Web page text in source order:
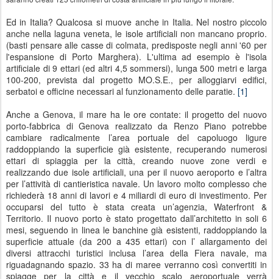
Ed in Italia? Qualcosa si muove anche in Italia. Nel nostro piccolo
anche nella laguna veneta, le isole artificiali non mancano proprio.
(basti pensare alle casse di colmata, predisposte negli anni '60 per
l'espansione di Porto Marghera). L'ultima ad esempio è l'isola
artificiale di 9 ettari (ed altri 4,5 sommersi), lunga 500 metri e larga
100-200, prevista dal progetto MO.S.E., per alloggiarvi edifici,
serbatoi e officine necessari al funzionamento delle paratie. [1]
Anche a Genova, il mare ha le ore contate: il progetto del nuovo
porto-fabbrica di Genova realizzato da Renzo Piano potrebbe
cambiare radicalmente l’area portuale del capoluogo ligure
raddoppiando la superficie già esistente, recuperando numerosi
ettari di spiaggia per la città, creando nuove zone verdi e
realizzando due isole artificiali, una per il nuovo aeroporto e l’altra
per l’attività di cantieristica navale. Un lavoro molto complesso che
richiederà 18 anni di lavori e 4 miliardi di euro di investimento. Per
occuparsi del tutto è stata creata un’agenzia, Waterfront &
Territorio. Il nuovo porto è stato progettato dall’architetto in soli 6
mesi, seguendo in linea le banchine già esistenti, raddoppiando la
superficie attuale (da 200 a 435 ettari) con l’ allargamento dei
diversi attracchi turistici inclusa l’area della Fiera navale, ma
riguadagnando spazio. 33 ha di maree verranno così convertiti in
spiagge per la città e il vecchio scalo aeroportuale verrà